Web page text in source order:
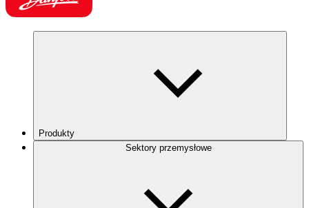
Produkty
Sektory przemysłowe